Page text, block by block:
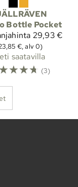
Bottle Pocket
29,93 €
€, alv 0)
saatavilla
☆☆☆☆ (3)